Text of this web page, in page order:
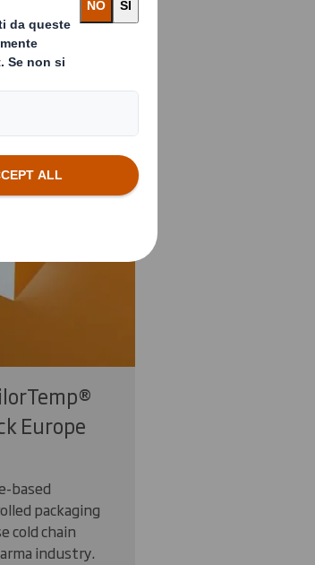
Europe
based
packaging
cold chain
industry.